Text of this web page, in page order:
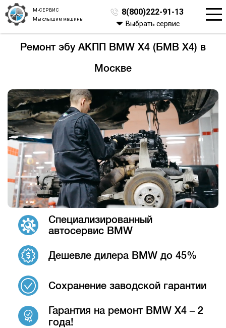
М-СЕРВИС
Мы слышим машины
8(800)222-91-13
Выбрать сервис
Ремонт эбу АКПП BMW X4 (БМВ Х4) в
Москве
Специализированный
автосервис BMW
Дешевле дилера BMW до 45%
Сохранение заводской гарантии
Гарантия на ремонт BMW X4 – 2
года!